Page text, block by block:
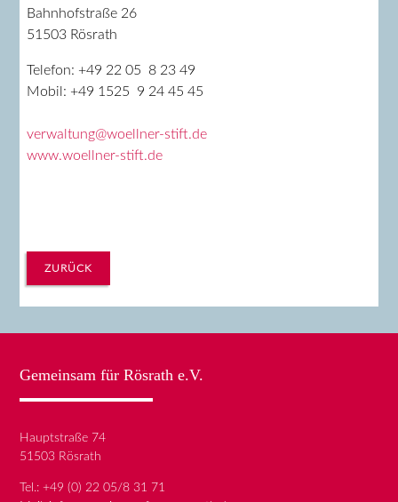
Bahnhofstraße 26
51503 Rösrath
Telefon: +49 22 05 8 23 49
Mobil: +49 1525 9 24 45 45
verwaltung@woellner-stift.de
www.woellner-stift.de
ZURÜCK
Gemeinsam für Rösrath e.V.
Hauptstraße 74
51503 Rösrath
Tel.:+49 (0) 22 05/8 31 71